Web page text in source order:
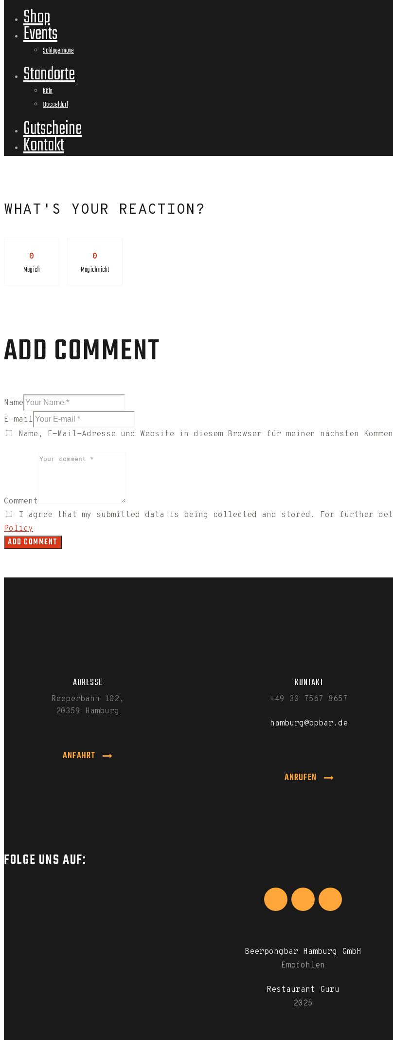
Shop
Events
Schlagermove
Standorte
Köln
Düsseldorf
Gutscheine
Kontakt
WHAT'S YOUR REACTION?
0
Mag ich
0
Mag ich nicht
ADD COMMENT
Name
E-mail
Name, E-Mail-Adresse und Website in diesem Browser für meinen nächsten
Comment
I agree that my submitted data is being collected and stored. For further
Policy
ADRESSE
Reeperbahn 102,
20359 Hamburg
ANFAHRT
KONTAKT
+49 30 7567 8657
hamburg@bpbar.de
ANRUFEN
FOLGE UNS AUF:
Beerpongbar Hamburg GmbH
Empfohlen
Restaurant Guru
2025